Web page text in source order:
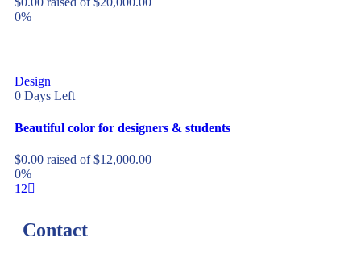
0%
Design
0 Days Left
Beautiful color for designers & students
$0.00 raised of$12,000.00
0%
1 2
Contact